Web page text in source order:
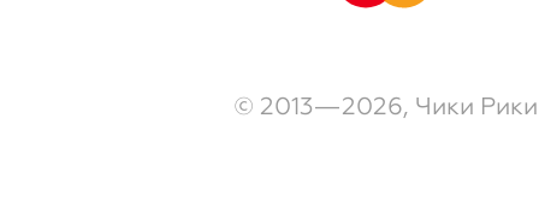
© 2013—2026, Чики Рики